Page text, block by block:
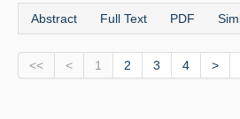
Abstract Full Text PDF
<< < 1 2 3 4 >